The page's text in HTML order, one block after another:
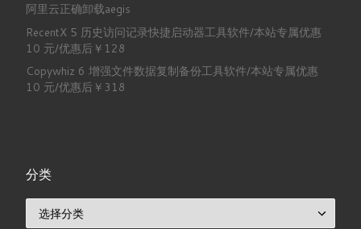
阿里云正确卸载aegis
RecentX 5 历史访问记录快捷启动器工具软件/本站专属优惠
10 元/优惠后￥128
Copywhiz 6 增强文件数据复制备份工具软件/本站专属优惠
10 元/优惠后￥318
分类